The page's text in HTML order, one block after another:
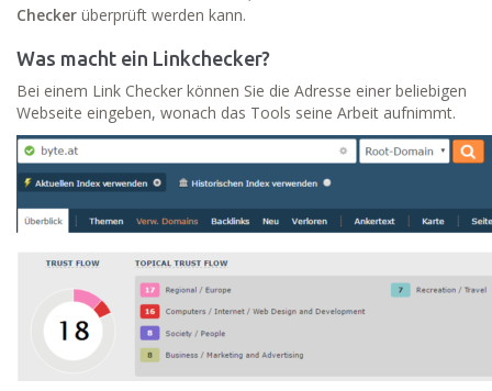
Checker überprüft werden kann.
Was macht ein Linkchecker?
Bei einem Link Checker können Sie die Adresse einer beliebigen
Webseite eingeben, wonach das Tools seine Arbeit aufnimmt.